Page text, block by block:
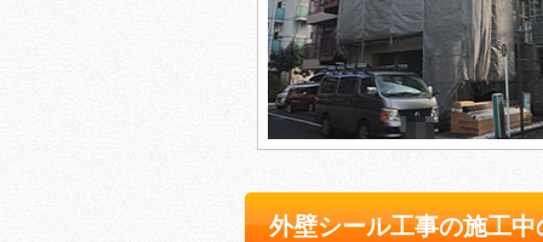
外壁シール工事の施工